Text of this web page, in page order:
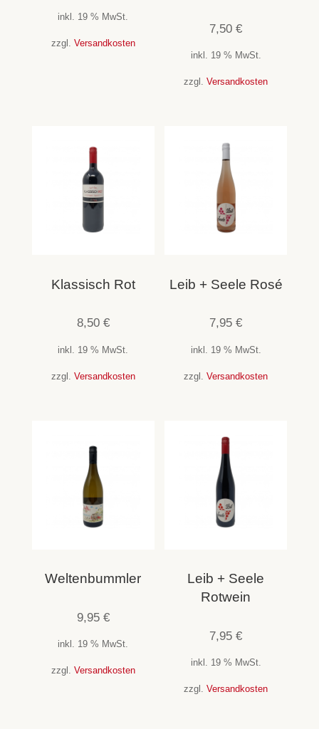
inkl. 19 % MwSt.
zzgl. Versandkosten
7,50€
inkl. 19 % MwSt.
zzgl.Versandkosten
Klassisch Rot
8,50 €
inkl. 19 % MwSt.
zzgl. Versandkosten
Leib + Seele Rosé
7,95€
inkl. 19 % MwSt.
zzgl.Versandkosten
Weltenbummler
9,95 €
inkl. 19 % MwSt.
zzgl. Versandkosten
Leib + Seele
Rotwein
7,95€
inkl. 19 % MwSt.
zzgl.Versandkosten